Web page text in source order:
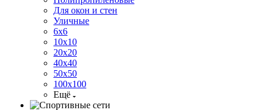
Для окон и стен
Уличные
6х6
10х10
20х20
40х40
50х50
100х100
Ещё